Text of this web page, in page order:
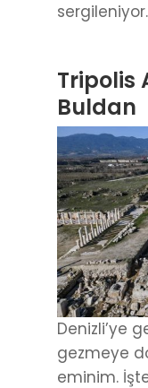
Tripolis
Buldan
Denizli’ye
gezmeye
eminim.